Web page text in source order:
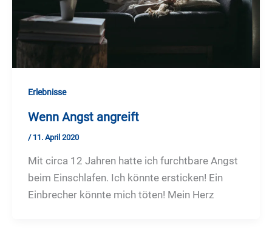
Erlebnisse
Wenn Angst angreift
/ 11. April 2020
Mit circa 12 Jahren hatte ich furchtbare Angst
beim Einschlafen. Ich könnte ersticken! Ein
Einbrecher könnte mich töten! Mein Herz